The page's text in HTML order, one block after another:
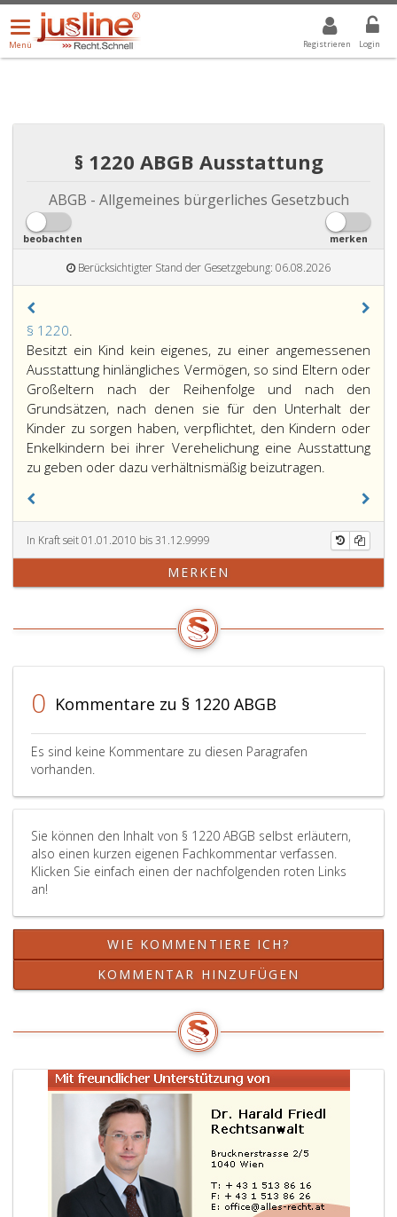
Registrieren Login
Menü
öffnen/schließen
Menü
ALLE DROPDOWN: GEWÄHLTER WERT IST ALLE
§ 1220 ABGB Ausstattung
ABGB - Allgemeines bürgerliches Gesetzbuch
beobachten merken
Berücksichtigter Stand der Gesetzgebung: 06.08.2026
§ 1220.
1220,
Besitzt ein Kind kein eigenes, zu einer angemessenen
Ausstattung hinlängliches Vermögen, so sind Eltern oder
Großeltern nach der Reihenfolge und nach den
Grundsätzen, nach denen sie für den Unterhalt der
Kinder zu sorgen haben, verpflichtet, den Kindern oder
Enkelkindern bei ihrer Verehelichung eine Ausstattung
zu geben oder dazu verhältnismäßig beizutragen.
In Kraft seit 01.01.2010 bis 31.12.9999
MERKEN
0 Kommentare zu § 1220 ABGB
Es sind keine Kommentare zu diesen Paragrafen
vorhanden.
Sie können den Inhalt von § 1220 ABGB selbst erläutern,
also einen kurzen eigenen Fachkommentar verfassen.
Klicken Sie einfach einen der nachfolgenden roten Links
an!
WIE KOMMENTIERE ICH?
KOMMENTAR HINZUFÜGEN